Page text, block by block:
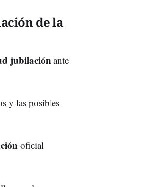
de la
jubilación ante
y las posibles
oficial